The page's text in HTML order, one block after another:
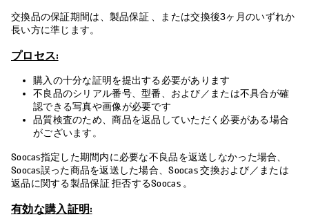
交換品の保証期間は、製品保証 、または交換後3ヶ月のいずれか
長い方に準じます。
プロセス:
購入の十分な証明を提出する必要があります
不良品のシリアル番号、型番、および／または不具合が確
認できる写真や画像が必要です
品質検査のため、商品を返品していただく必要がある場合
がございます。
Soocas指定した期間内に必要な不良品を返送しなかった場合、
Soocas誤った商品を返送した場合、Soocas 交換および／または
返品に関する製品保証 拒否するSoocas 。
有効な購入証明: